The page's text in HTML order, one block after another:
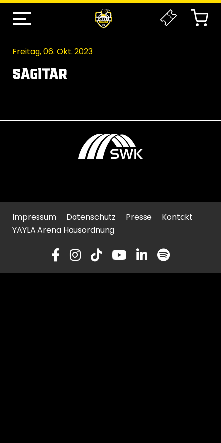
Freitag, 06. Okt. 2023
SAGITAR
Impressum Datenschutz Presse
Kontakt
YAYLA Arena Hausordnung